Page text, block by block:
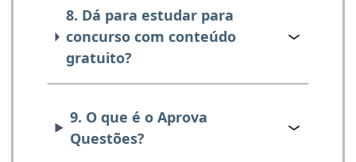
8. Dá para estudar para
concurso com conteúdo
gratuito?
9. O que é o Aprova
Questões?